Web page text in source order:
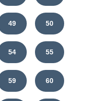
49 50
54 55
59 60